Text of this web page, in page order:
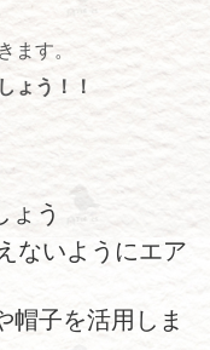
ます。
ょう！！
う
いようにエア
子を活用しま